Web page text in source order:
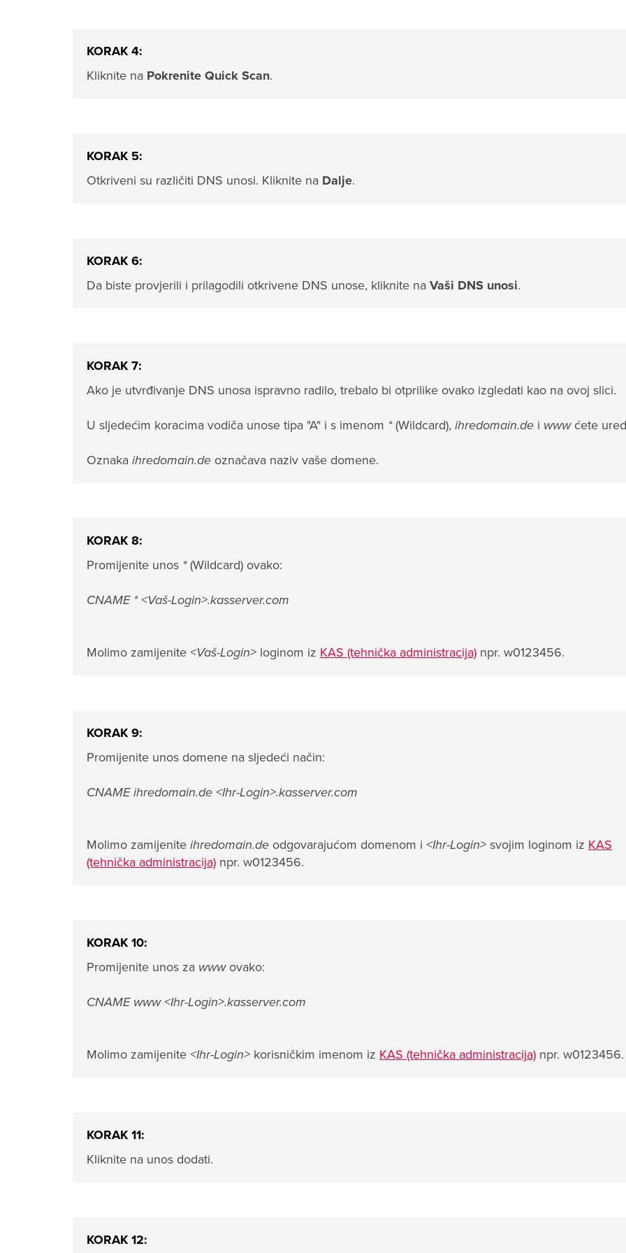
KORAK 4:
Kliknite na Pokrenite Quick Scan.
KORAK 5:
Otkriveni su različiti DNS unosi. Kliknite na Dalje.
KORAK 6:
Da biste provjerili i prilagodili otkrivene DNS unose, kliknite na Vaši DNS unosi.
KORAK 7:
Ako je utvrđivanje DNS unosa ispravno radilo, trebalo bi otprilike ovako izgledati kao na ovoj slici.
U sljedećim koracima vodiča unose tipa "A" i s imenom *(Wildcard), ihredomain.de i wwwćete
Oznaka ihredomain.de označava naziv vaše domene.
KORAK 8:
Promijenite unos *(Wildcard) ovako:
CNAME * <Vaš-Login>.kasserver.com
Molimo zamijenite <Vaš-Login> loginom iz KAS (tehnička administracija) npr. w0123456.
KORAK 9:
Promijenite unos domene na sljedeći način:
CNAME ihredomain.de <Ihr-Login>.kasserver.com
Molimo zamijenite ihredomain.de odgovarajućom domenom i <Ihr-Login> svojim loginom iz KAS
(tehnička administracija) npr. w0123456.
KORAK 10:
Promijenite unos za wwwovako:
CNAME www <Ihr-Login>.kasserver.com
Molimo zamijenite <Ihr-Login> korisničkim imenom iz KAS (tehnička administracija) npr. w0123456.
KORAK 11:
Kliknite na unos dodati.
KORAK 12: